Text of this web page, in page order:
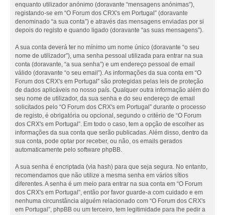
enquanto utilizador anónimo (doravante “mensagens anónimas”),
registando-se em “O Forum dos CRX's em Portugal” (doravante
denominado “a sua conta”) e através das mensagens enviadas por si
depois do registo e quando ligado (doravante “as suas mensagens”).
A sua conta deverá ter no mínimo um nome único (doravante “o seu
nome de utilizador”), uma senha pessoal utilizada para entrar na sua
conta (doravante, “a sua senha”) e um endereço pessoal de email
válido (doravante “o seu email”). As informações da sua conta em “O
Forum dos CRX's em Portugal” são protegidas pelas leis de proteção
de dados aplicáveis no nosso país. Qualquer outra informação além do
seu nome de utilizador, da sua senha e do seu endereço de email
solicitados pelo “O Forum dos CRX's em Portugal” durante o processo
de registo, é obrigatória ou opcional, segundo o critério de “O Forum
dos CRX's em Portugal”. Em todo o caso, tem a opção de escolher as
informações da sua conta que serão publicadas. Além disso, dentro da
sua conta, pode optar por receber, ou não, os emails gerados
automaticamente pelo software phpBB.
A sua senha é encriptada (via hash) para que seja segura. No entanto,
recomendamos que não utilize a mesma senha em vários sítios
diferentes. A senha é um meio para entrar na sua conta em “O Forum
dos CRX's em Portugal”, então por favor guarde-a com cuidado e em
nenhuma circunstância alguém relacionado com “O Forum dos CRX's
em Portugal”, phpBB ou um terceiro, tem legitimidade para lhe pedir a